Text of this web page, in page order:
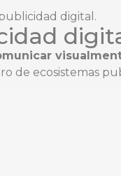
de ecosistemas